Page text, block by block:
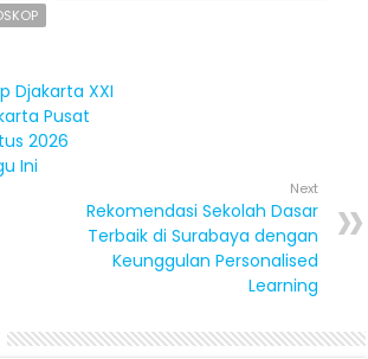
Djakarta XXI
Pusat
2026
Ini
Next
Rekomendasi Sekolah Dasar
Terbaik di Surabaya dengan
Keunggulan Personalised
Learning